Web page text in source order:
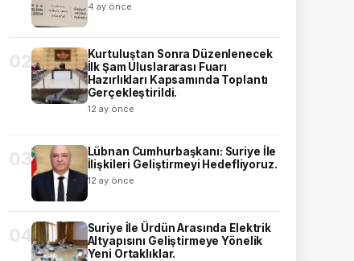
4 ay önce
02
Kurtuluştan Sonra Düzenlenecek
İlk Şam Uluslararası Fuarı
Hazırlıkları Kapsamında Toplantı
Gerçekleştirildi.
12 ay önce
03
Lübnan Cumhurbaşkanı: Suriye İle
İlişkileri Geliştirmeyi Hedefliyoruz.
12 ay önce
04
Suriye İle Ürdün Arasında Elektrik
Altyapısını Geliştirmeye Yönelik
Yeni Ortaklıklar.